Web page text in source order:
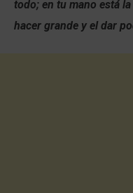
todo; en tu mano está
hacer grande y el dar